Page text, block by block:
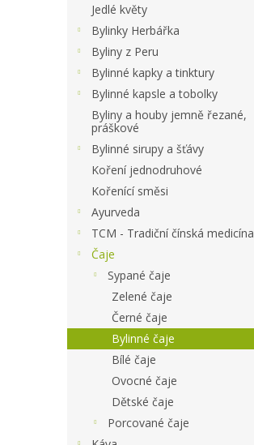
Jedlé květy
Bylinky Herbářka
Byliny z Peru
Bylinné kapky a tinktury
Bylinné kapsle a tobolky
Byliny a houby jemně řezané,
práškové
Bylinné sirupy a šťávy
Koření jednodruhové
Kořenící směsi
Ayurveda
TCM - Tradiční čínská medicína
Čaje
Sypané čaje
Zelené čaje
Černé čaje
Bylinné čaje
Bílé čaje
Ovocné čaje
Dětské čaje
Porcované čaje